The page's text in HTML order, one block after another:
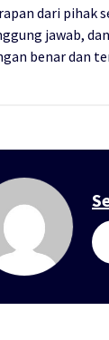
dari pihak
jawab,
benar dan